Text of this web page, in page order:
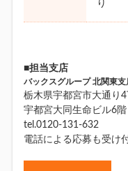
り
■担当支店
バックスグループ 北関東支
栃木県宇都宮市大通り
宇都宮大同生命ビル6階
tel.0120-131-632
電話による応募も受け